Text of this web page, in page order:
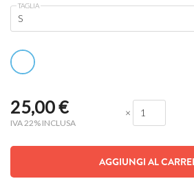
TAGLIA
25,00€
IVA 22% INCLUSA
×
AGGIUNGI AL